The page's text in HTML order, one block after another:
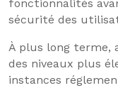
fonctionnalités
sécurité des
À plus long terme,
des niveaux plus
instances